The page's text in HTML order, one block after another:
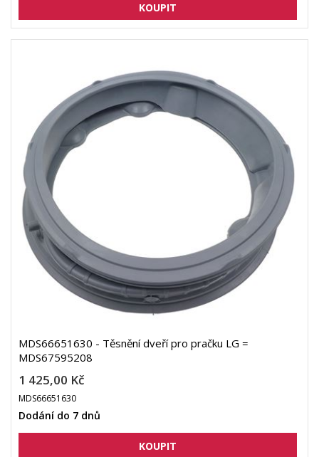
MDS66651630 - Těsnění dveří pro pračku LG =
MDS67595208
1 425,00 Kč
MDS66651630
Dodání do 7 dnů